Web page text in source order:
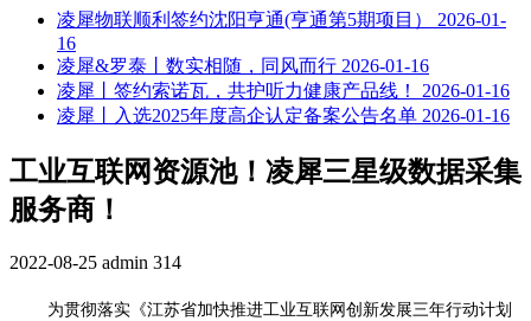
凌犀物联顺利签约沈阳亨通(亨通第5期项目） 2026-01-
16
凌犀&罗泰丨数实相随，同风而行 2026-01-16
凌犀丨签约索诺瓦，共护听力健康产品线！ 2026-01-16
凌犀丨入选2025年度高企认定备案公告名单 2026-01-16
工业互联网资源池！凌犀三星级数据采集
服务商！
2022-08-25 admin 314
为贯彻落实《江苏省加快推进工业互联网创新发展三年行动计划